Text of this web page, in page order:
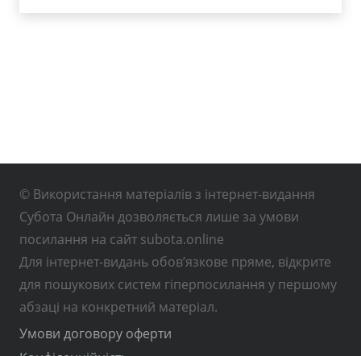
© Використання матеріалів з інтернет-видання
Субота Онлайн дозволяється лише за умови
посилання на сайт subota.online
Для інтернет-видань обов’язкове пряме, відкрите
для пошукових систем гіперпосилання у першому
абзаці на конкретний матеріал.
Умови договору оферти